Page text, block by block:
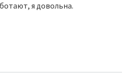
я довольна.